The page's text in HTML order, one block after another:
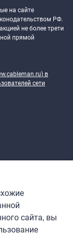
на сайте
РФ.
не более трети
прямой
) в
сети
сайта, вы